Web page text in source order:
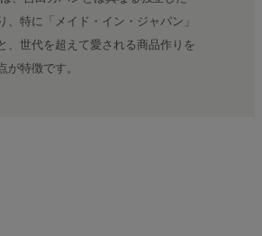
、特に「メイド・イン・ジャパン」
、世代を超えて愛される商品作りを
が特徴です。